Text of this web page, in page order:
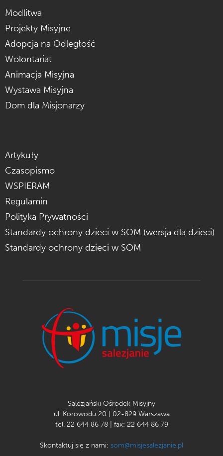
Modlitwa
Projekty Misyjne
Adopcja na Odległość
Wolontariat
Animacja Misyjna
Wystawa Misyjna
Dom dla Misjonarzy
Artykuły
Czasopismo
WSPIERAM
Regulamin
Polityka Prywatności
Standardy ochrony dzieci w SOM (wersja dla dzieci)
Standardy ochrony dzieci w SOM
Salezjański Ośrodek Misyjny
ul. Korowodu 20 | 02-829 Warszawa
tel. 22 644 86 78 | fax: 22 644 86 79
Skontaktuj się z nami: som@misjesalezjanie.pl